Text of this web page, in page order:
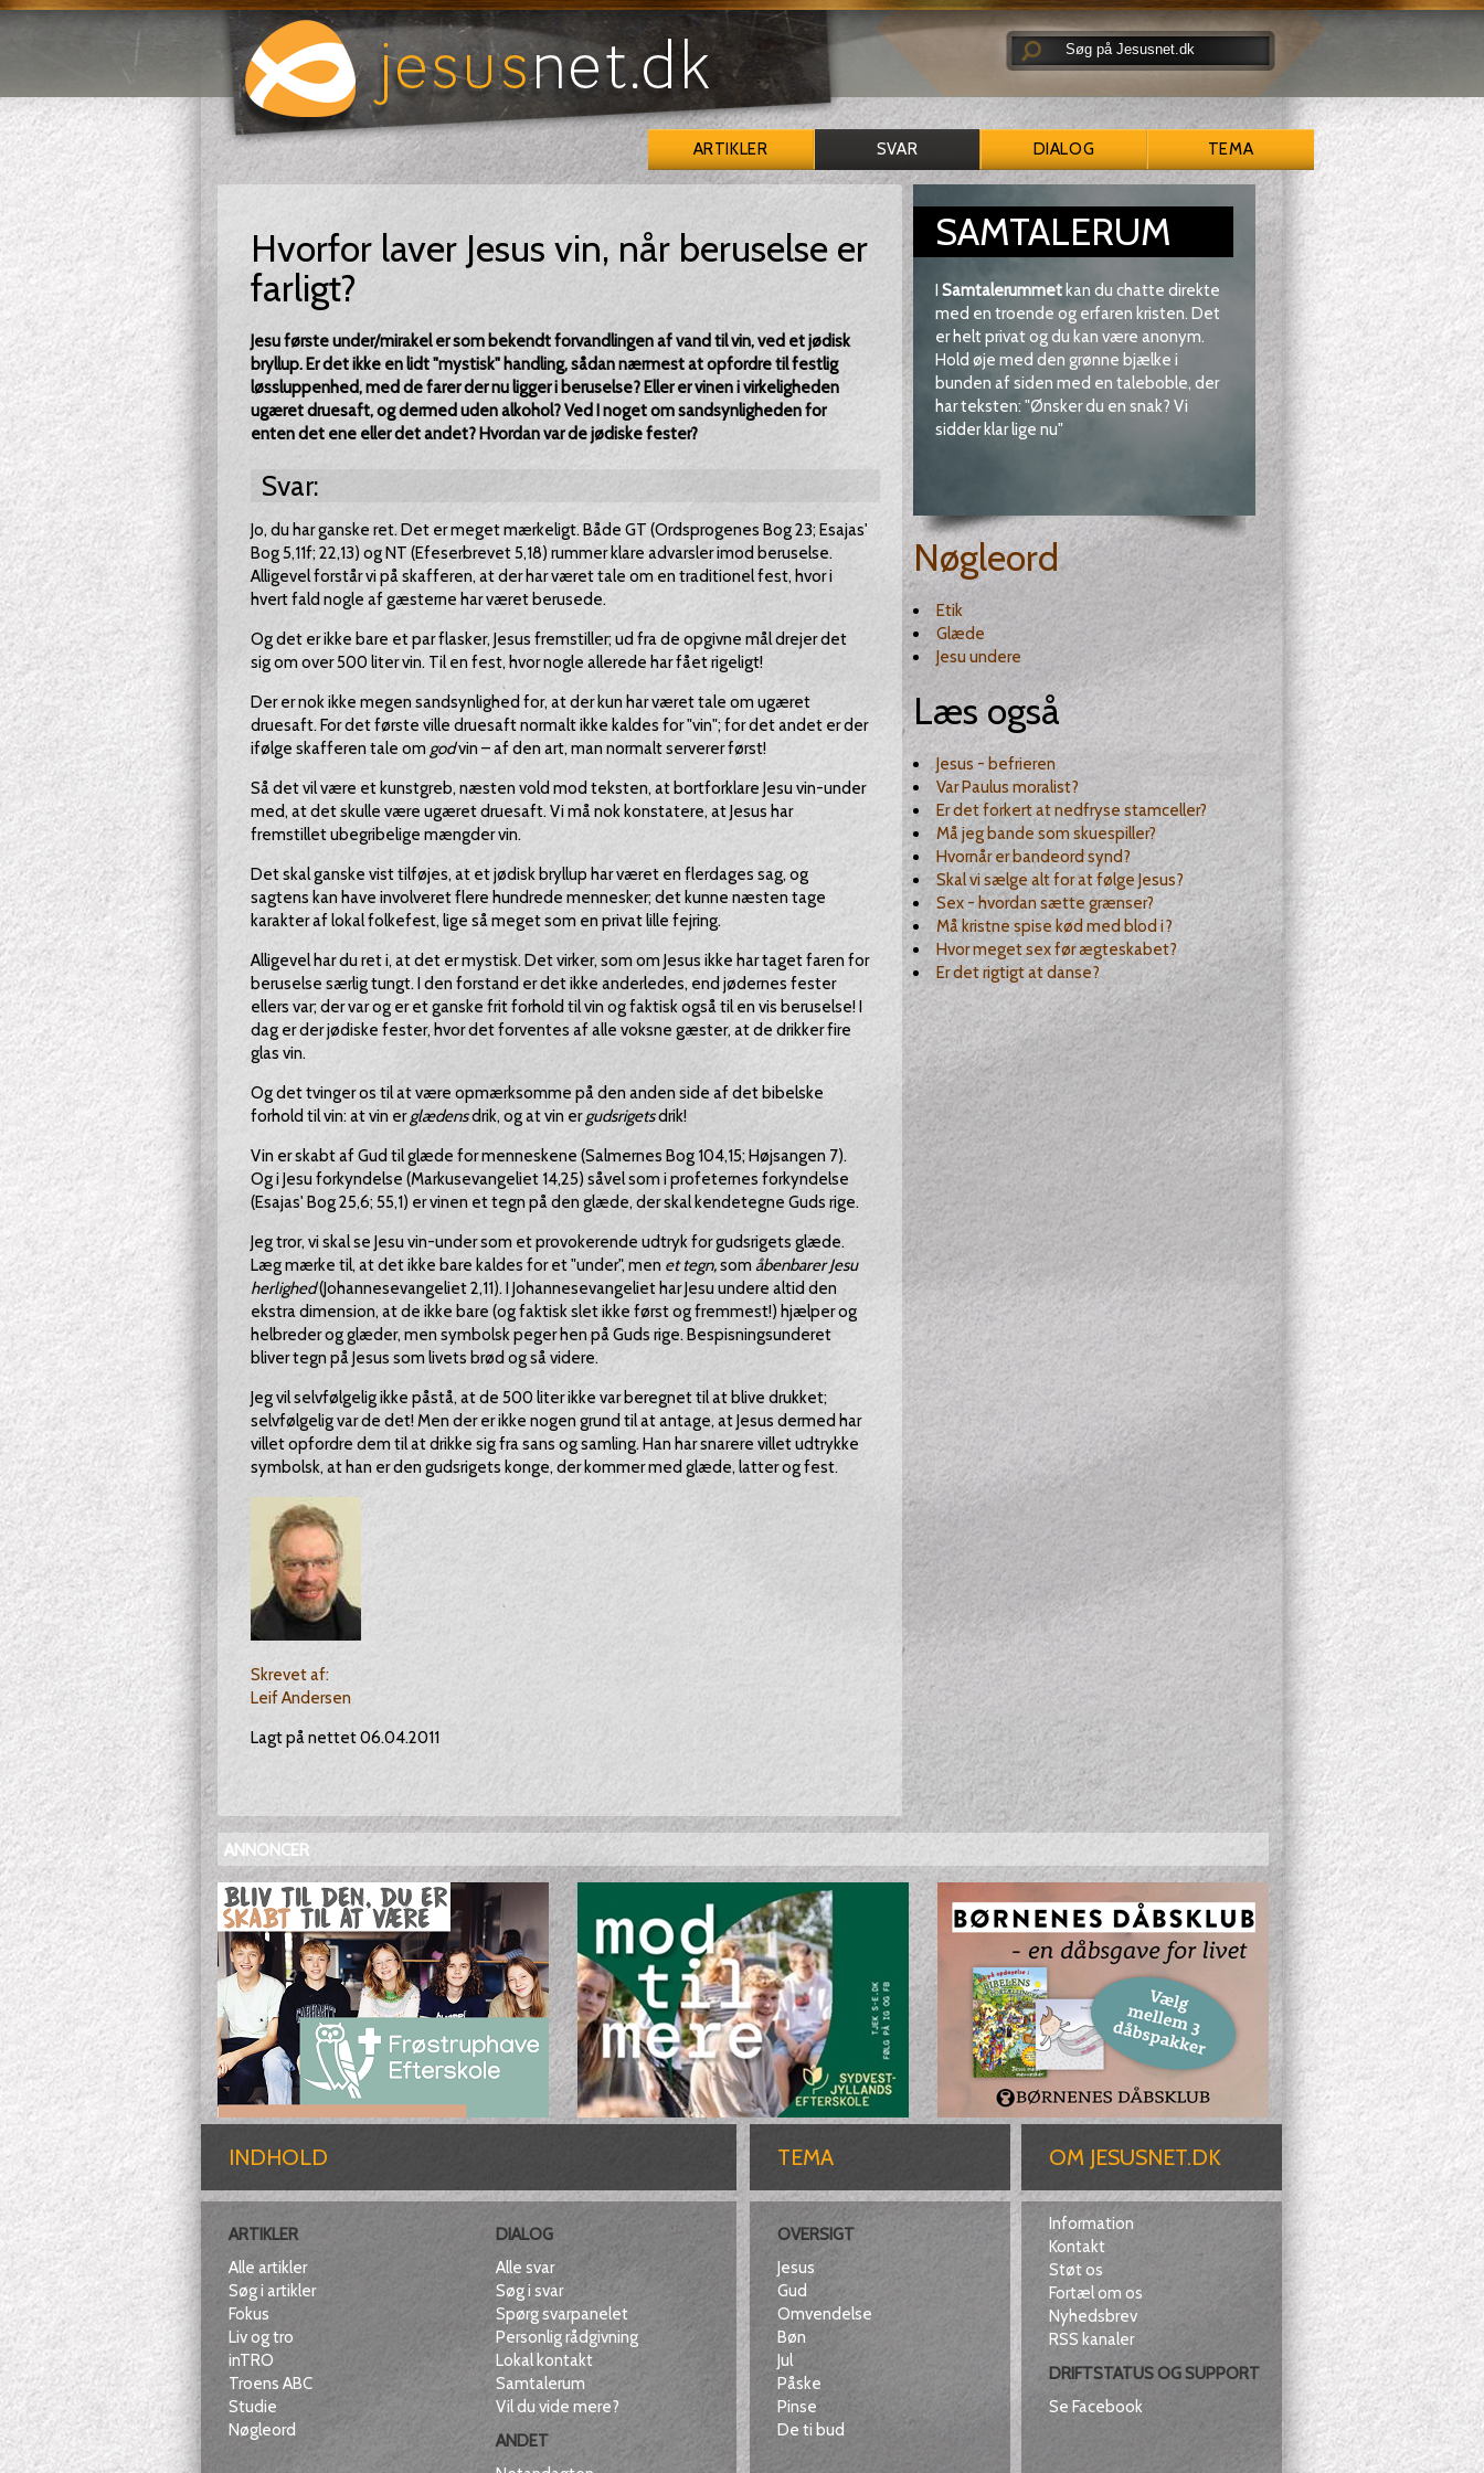
ARTIKLER SVAR DIALOG TEMA
Hvorfor laver Jesus vin, når beruselse er
farligt?
Jesu første under/mirakel er som bekendt forvandlingen af vand til vin, ved et jødisk
bryllup. Er det ikke en lidt "mystisk" handling, sådan nærmest at opfordre til festlig
løssluppenhed, med de farer der nu ligger i beruselse? Eller er vinen i virkeligheden
ugæret druesaft, og dermed uden alkohol? Ved I noget om sandsynligheden for
enten det ene eller det andet? Hvordan var de jødiske fester?
Svar:
Jo, du har ganske ret. Det er meget mærkeligt. Både GT (Ordsprogenes Bog 23; Esajas'
Bog 5,11f; 22,13) og NT (Efeserbrevet 5,18) rummer klare advarsler imod beruselse.
Alligevel forstår vi på skafferen, at der har været tale om en traditionel fest, hvor i
hvert fald nogle af gæsterne har været berusede.
Og det er ikke bare et par flasker, Jesus fremstiller; ud fra de opgivne mål drejer det
sig om over 500 liter vin. Til en fest, hvor nogle allerede har fået rigeligt!
Der er nok ikke megen sandsynlighed for, at der kun har været tale om ugæret
druesaft. For det første ville druesaft normalt ikke kaldes for "vin"; for det andet er der
ifølge skafferen tale om godvin – af den art, man normalt serverer først!
Så det vil være et kunstgreb, næsten vold mod teksten, at bortforklare Jesu vin-under
med, at det skulle være ugæret druesaft. Vi må nok konstatere, at Jesus har
fremstillet ubegribelige mængder vin.
Det skal ganske vist tilføjes, at et jødisk bryllup har været en flerdages sag, og
sagtens kan have involveret flere hundrede mennesker; det kunne næsten tage
karakter af lokal folkefest, lige så meget som en privat lille fejring.
Alligevel har du ret i, at det er mystisk. Det virker, som om Jesus ikke har taget faren for
beruselse særlig tungt. I den forstand er det ikke anderledes, end jødernes fester
ellers var; der var og er et ganske frit forhold til vin og faktisk også til en vis beruselse! I
dag er der jødiske fester, hvor det forventes af alle voksne gæster, at de drikker fire
glas vin.
Og det tvinger os til at være opmærksomme på den anden side af det bibelske
forhold til vin: at vin erglædensdrik, og at vin ergudsrigetsdrik!
Vin er skabt af Gud til glæde for menneskene (Salmernes Bog 104,15; Højsangen 7).
Og i Jesu forkyndelse (Markusevangeliet 14,25) såvel som i profeternes forkyndelse
(Esajas' Bog 25,6; 55,1) er vinen et tegn på den glæde, der skal kendetegne Guds rige.
Jeg tror, vi skal se Jesu vin-under som et provokerende udtryk for gudsrigets glæde.
Læg mærke til, at det ikke bare kaldes for et "under", men et tegn,somåbenbarer Jesu
herlighed(Johannesevangeliet 2,11). I Johannesevangeliet har Jesu undere altid den
ekstra dimension, at de ikke bare (og faktisk slet ikke først og fremmest!) hjælper og
helbreder og glæder, men symbolsk peger hen på Guds rige. Bespisningsunderet
bliver tegn på Jesus som livets brød og så videre.
Jeg vil selvfølgelig ikke påstå, at de 500 liter ikke var beregnet til at blive drukket;
selvfølgelig var de det! Men der er ikke nogen grund til at antage, at Jesus dermed har
villet opfordre dem til at drikke sig fra sans og samling. Han har snarere villet udtrykke
symbolsk, at han er den gudsrigets konge, der kommer med glæde, latter og fest.
Skrevet af:
Leif Andersen
Lagt på nettet 06.04.2011
SAMTALERUM
I Samtalerummetkan du chatte direkte
med en troende og erfaren kristen. Det
er helt privat og du kan være anonym.
Hold øje med den grønne bjælke i
bunden af siden med en taleboble, der
har teksten: "Ønsker du en snak? Vi
sidder klar lige nu"
Nøgleord
Etik
Glæde
Jesu undere
Læs også
Jesus - befrieren
Var Paulus moralist?
Er det forkert at nedfryse stamceller?
Må jeg bande som skuespiller?
Hvornår er bandeord synd?
Skal vi sælge alt for at følge Jesus?
Sex - hvordan sætte grænser?
Må kristne spise kød med blod i?
Hvor meget sex før ægteskabet?
Er det rigtigt at danse?
ANNONCER
INDHOLD
ARTIKLER
Alle artikler
Søg i artikler
Fokus
Liv og tro
inTRO
Troens ABC
Studie
Nøgleord
DIALOG
Alle svar
Søg i svar
Spørg svarpanelet
Personlig rådgivning
Lokal kontakt
Samtalerum
Vil du vide mere?
ANDET
TEMA
OVERSIGT
Jesus
Gud
Omvendelse
Bøn
Jul
Påske
Pinse
De ti bud
OM JESUSNET.DK
Information
Kontakt
Støt os
Fortæl om os
Nyhedsbrev
RSS kanaler
DRIFTSTATUS OG SUPPORT
Se Facebook